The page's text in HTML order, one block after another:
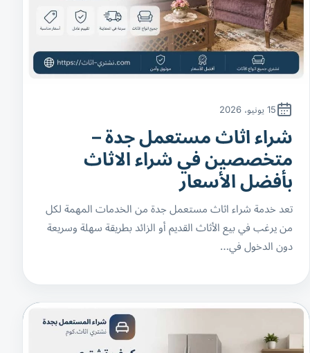
15 يونيو، 2026
شراء اثاث مستعمل جدة –
متخصصين في شراء الاثاث
بأفضل الأسعار
تعد خدمة شراء اثاث مستعمل جدة من الخدمات المهمة لكل
من يرغب في بيع الأثاث القديم أو الزائد بطريقة سهلة وسريعة
دون الدخول في…